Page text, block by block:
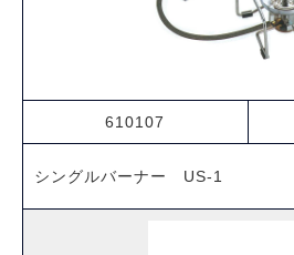
610107
シングルバーナー US-1